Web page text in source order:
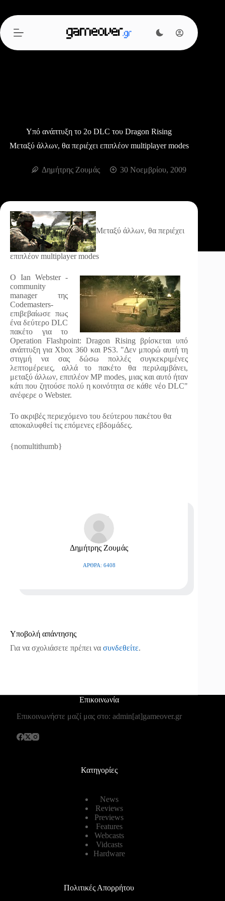
περιεχόμενο
Υπό ανάπτυξη το 2ο DLC του Dragon Rising
Μεταξύ άλλων, θα περιέχει επιπλέον multiplayer modes
Δημήτρης Ζουμάς 30 Νοεμβρίου, 2009
Μεταξύ άλλων, θα περιέχει
επιπλέον multiplayer modes
Ο Ian Webster -
community
manager της
Codemasters-
επιβεβαίωσε πως
ένα δεύτερο DLC
πακέτο για το
Operation Flashpoint: Dragon Rising βρίσκεται υπό
ανάπτυξη για Xbox 360 και PS3. "Δεν μπορώ αυτή τη
στιγμή να σας δώσω πολλές συγκεκριμένες
λεπτομέρειες, αλλά το πακέτο θα περιλαμβάνει,
μεταξύ άλλων, επιπλέον MP modes, μιας και αυτό ήταν
κάτι που ζητούσε πολύ η κοινότητα σε κάθε νέο DLC"
ανέφερε ο Webster.
Το ακριβές περιεχόμενο του δεύτερου πακέτου θα
αποκαλυφθεί τις επόμενες εβδομάδες.
{nomultithumb}
Δημήτρης Ζουμάς
ΆΡΘΡΑ: 6408
Υποβολή απάντησης
Για να σχολιάσετε πρέπει να συνδεθείτε.
Επικοινωνία
Επικοινωνήστε μαζί μας στο: admin[at]gameover.gr
Κατηγορίες
News
Reviews
Previews
Features
Webcasts
Vidcasts
Hardware
Πολιτικές Απορρήτου